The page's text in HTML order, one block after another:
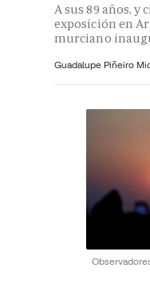
A sus 89 años, y
exposición en
murciano
Guadalupe Piñeiro